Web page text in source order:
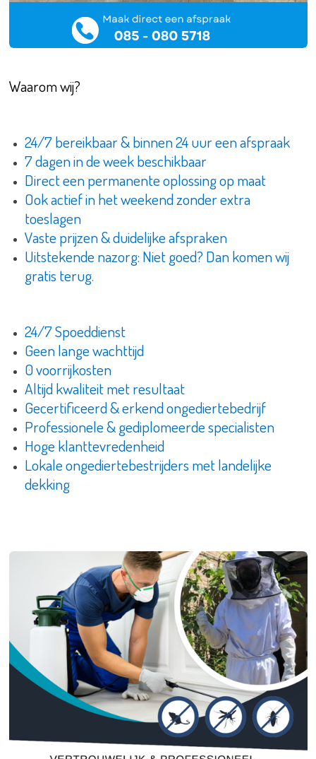
Waarom wij?
24/7 bereikbaar & binnen 24 uur een afspraak
7 dagen in de week beschikbaar
Direct een permanente oplossing op maat
Ook actief in het weekend zonder extra
toeslagen
Vaste prijzen & duidelijke afspraken
Uitstekende nazorg: Niet goed? Dan komen wij
gratis terug.
24/7 Spoeddienst
Geen lange wachttijd
0 voorrijkosten
Altijd kwaliteit met resultaat
Gecertificeerd & erkend ongediertebedrijf
Professionele & gediplomeerde specialisten
Hoge klanttevredenheid
Lokale ongediertebestrijders met landelijke
dekking